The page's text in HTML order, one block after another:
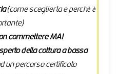
(come sceglierla e perchè è
commettere MAI
della cottura a bassa
un percorso certificato